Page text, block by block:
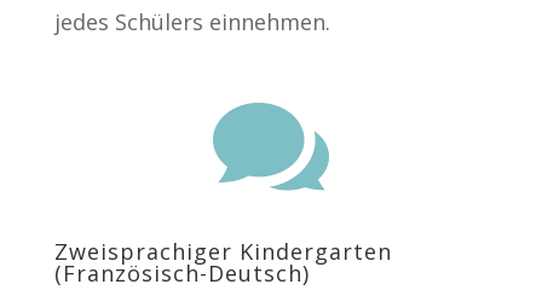
jedes Schülers einnehmen.

Zweisprachiger Kindergarten
(Französisch-Deutsch)